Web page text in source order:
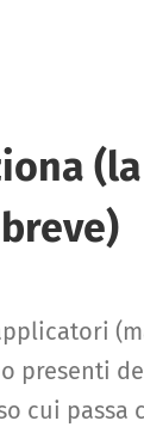
(la
presenti
cui passa